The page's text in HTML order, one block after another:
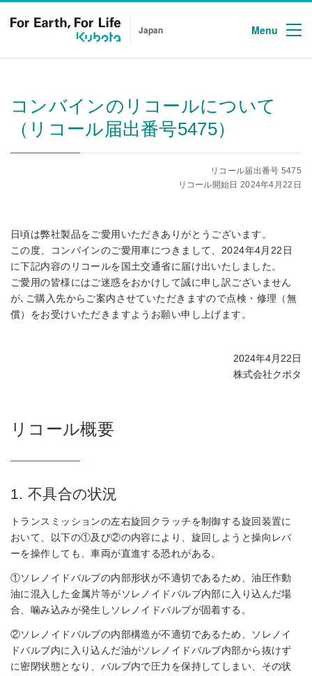
Japan Menu
コンバインのリコールについて
（リコール届出番号5475）
リコール届出番号 5475
リコール開始日 2024年4月22日
日頃は弊社製品をご愛用いただきありがとうございます。
この度、コンバインのご愛用車につきまして、2024年4月22日
に下記内容のリコールを国土交通省に届け出いたしました。
ご愛用の皆様にはご迷惑をおかけして誠に申し訳ございません
が､ご購入先からご案内させていただきますので点検・修理（無
償）をお受けいただきますようお願い申し上げます。
2024年4月22日
株式会社クボタ
リコール概要
1. 不具合の状況
トランスミッションの左右旋回クラッチを制御する旋回装置に
おいて、以下の①及び②の内容により、旋回しようと操向レバ
ーを操作しても、車両が直進する恐れがある。
①ソレノイドバルブの内部形状が不適切であるため、油圧作動
油に混入した金属片等がソレノイドバルブ内部に入り込んだ場
合、噛み込みが発生しソレノイドバルブが固着する。
②ソレノイドバルブの内部構造が不適切であるため、ソレノイ
ドバルブ内に入り込んだ油がソレノイドバルブ内部から抜けず
に密閉状態となり、バルブ内で圧力を保持してしまい、その状